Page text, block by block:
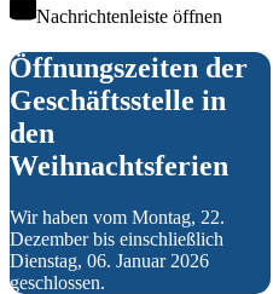
zum Online-Shop
Nachrichtenleiste öffnen
Öffnungszeiten der
Geschäftsstelle in
den
Weihnachtsferien
Wir haben vom Montag, 22.
Dezember bis einschließlich
Dienstag, 06. Januar 2026
geschlossen.